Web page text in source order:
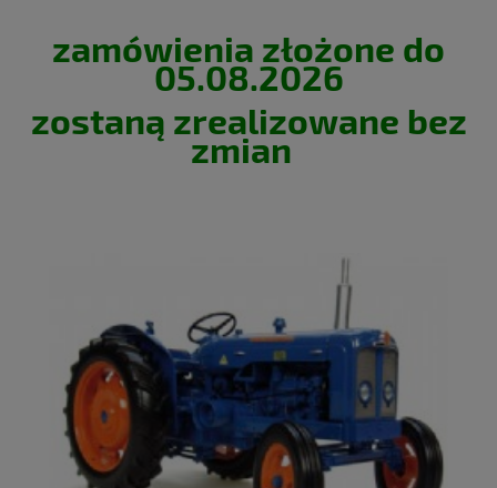
zamówienia złożone do
05.08.2026
zostaną zrealizowane bez
zmian